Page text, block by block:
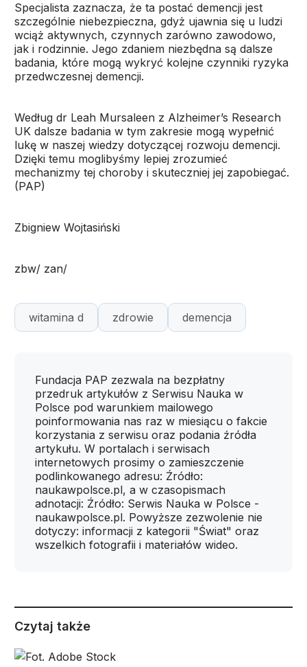
Specjalista zaznacza, że ta postać demencji jest
szczególnie niebezpieczna, gdyż ujawnia się u ludzi
wciąż aktywnych, czynnych zarówno zawodowo,
jak i rodzinnie. Jego zdaniem niezbędna są dalsze
badania, które mogą wykryć kolejne czynniki ryzyka
przedwczesnej demencji.
Według dr Leah Mursaleen z Alzheimer’s Research
UK dalsze badania w tym zakresie mogą wypełnić
lukę w naszej wiedzy dotyczącej rozwoju demencji.
Dzięki temu moglibyśmy lepiej zrozumieć
mechanizmy tej choroby i skuteczniej jej zapobiegać.
(PAP)
Zbigniew Wojtasiński
zbw/ zan/
witamina d zdrowie demencja
Fundacja PAP zezwala na bezpłatny
przedruk artykułów z Serwisu Nauka w
Polsce pod warunkiem mailowego
poinformowania nas raz w miesiącu o fakcie
korzystania z serwisu oraz podania źródła
artykułu. W portalach i serwisach
internetowych prosimy o zamieszczenie
podlinkowanego adresu: Źródło:
naukawpolsce.pl, a w czasopismach
adnotacji: Źródło: Serwis Nauka w Polsce -
naukawpolsce.pl. Powyższe zezwolenie nie
dotyczy: informacji z kategorii "Świat" oraz
wszelkich fotografii i materiałów wideo.
Czytaj także